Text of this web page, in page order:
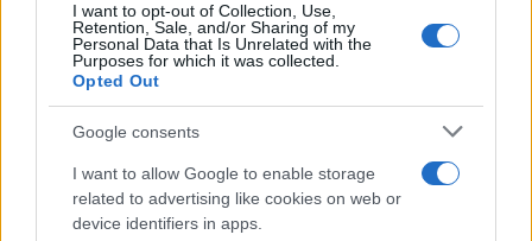
I want to opt-out of Collection, Use,
Retention, Sale, and/or Sharing of my
Personal Data that Is Unrelated with the
Purposes for which it was collected.
Opted Out
Google consents
I want to allow Google to enable storage
related to advertising like cookies on web or
device identifiers in apps.
επίσης του Μίκη Θεοδωράκη.
Τα "πηγαδάκια" του τραπεζιού
αίθουσα, υπήρξαν πολλά χαμόγελα μεταξύΑ.
Τσίπρα, Κ.ΜητσοτάκηκαιΤσαβούσογλου,
με το που μπήκε οΕρντογάν